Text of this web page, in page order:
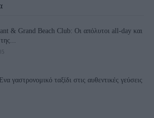
& Grand Beach Club: Οι απόλυτοι all-day και
γαστρονομικό ταξίδι στις αυθεντικές γεύσεις